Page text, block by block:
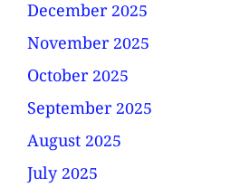
December 2025
November 2025
October 2025
September 2025
August 2025
July 2025